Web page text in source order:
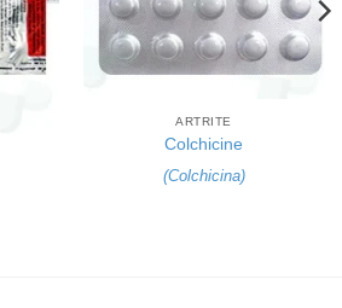
ARTRITE
Colchicine
(Colchicina)